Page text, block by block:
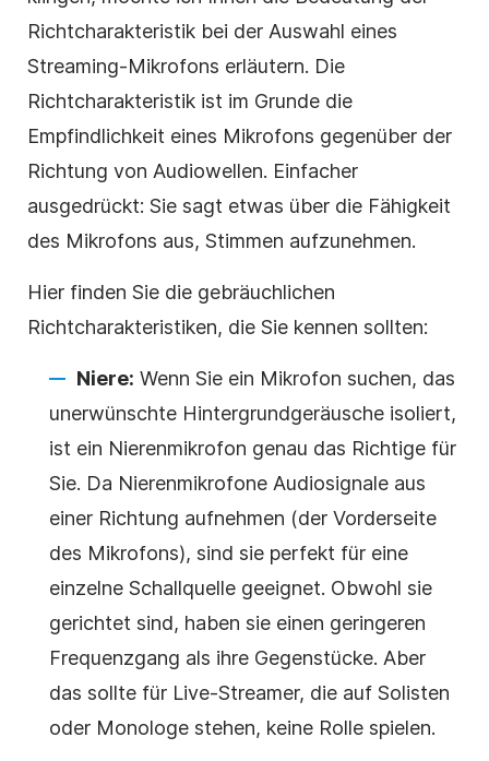
Richtcharakteristik bei der Auswahl eines
Streaming-Mikrofons erläutern. Die
Richtcharakteristik ist im Grunde die
Empfindlichkeit eines Mikrofons gegenüber der
Richtung von Audiowellen. Einfacher
ausgedrückt: Sie sagt etwas über die Fähigkeit
des Mikrofons aus, Stimmen aufzunehmen.
Hier finden Sie die gebräuchlichen
Richtcharakteristiken, die Sie kennen sollten:
Niere: Wenn Sie ein Mikrofon suchen, das
unerwünschte Hintergrundgeräusche isoliert,
ist ein Nierenmikrofon genau das Richtige für
Sie. Da Nierenmikrofone Audiosignale aus
einer Richtung aufnehmen (der Vorderseite
des Mikrofons), sind sie perfekt für eine
einzelne Schallquelle geeignet. Obwohl sie
gerichtet sind, haben sie einen geringeren
Frequenzgang als ihre Gegenstücke. Aber
das sollte für Live-Streamer, die auf Solisten
oder Monologe stehen, keine Rolle spielen.